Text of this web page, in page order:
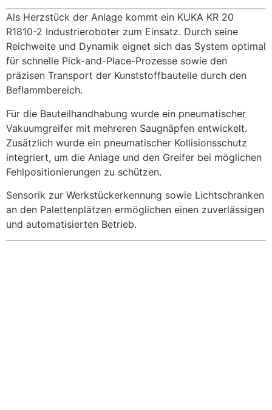
Als Herzstück der Anlage kommt ein KUKA KR 20
R1810-2 Industrieroboter zum Einsatz. Durch seine
Reichweite und Dynamik eignet sich das System optimal
für schnelle Pick-and-Place-Prozesse sowie den
präzisen Transport der Kunststoffbauteile durch den
Beflammbereich.
Für die Bauteilhandhabung wurde ein pneumatischer
Vakuumgreifer mit mehreren Saugnäpfen entwickelt.
Zusätzlich wurde ein pneumatischer Kollisionsschutz
integriert, um die Anlage und den Greifer bei möglichen
Fehlpositionierungen zu schützen.
Sensorik zur Werkstückerkennung sowie Lichtschranken
an den Palettenplätzen ermöglichen einen zuverlässigen
und automatisierten Betrieb.